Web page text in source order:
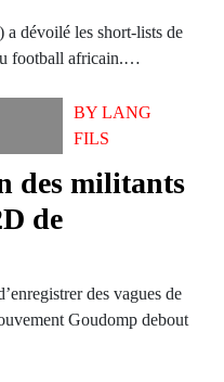
dévoilé les short-lists de
football africain.…
BYLANG
FILS
des militants
de
des vagues de
Goudomp debout